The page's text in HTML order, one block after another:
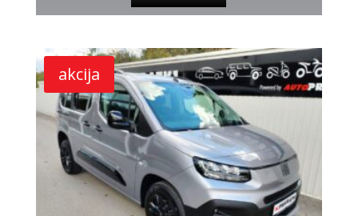
akcija